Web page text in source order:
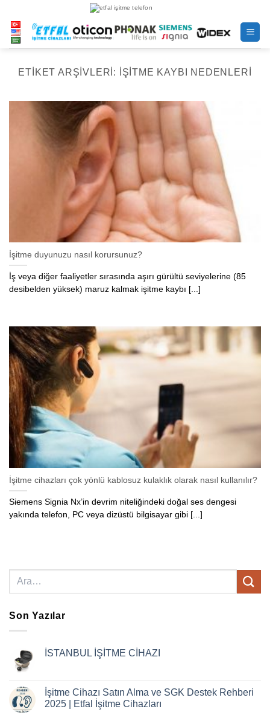
atla
ETIKET ARŞIVLERI: IŞITME KAYBI NEDENLERI
İşitme duyunuzu nasıl korursunuz?
İş veya diğer faaliyetler sırasında aşırı gürültü seviyelerine (85
desibelden yüksek) maruz kalmak işitme kaybı [...]
İşitme cihazları çok yönlü kablosuz kulaklık olarak nasıl kullanılır?
Siemens Signia Nx’in devrim niteliğindeki doğal ses dengesi
yakında telefon, PC veya dizüstü bilgisayar gibi [...]
Son Yazılar
İSTANBUL İŞİTME CİHAZI
İŞİTME
CİHAZI
İşitme Cihazı Satın Alma ve SGK Destek Rehberi
2025 | Etfal İşitme Cihazları